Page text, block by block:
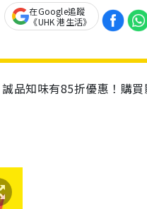
在Google追蹤
《UHK 港生活》
品知味有85折優惠！購